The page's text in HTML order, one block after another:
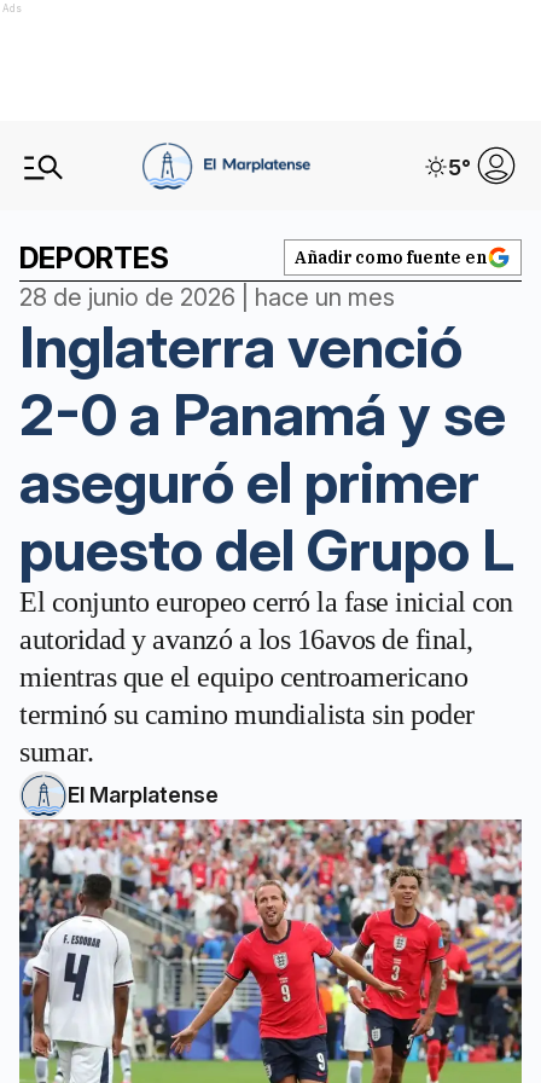
Ads
5°
DEPORTES Añadir como fuente en
28 de junio de 2026 | hace un mes
Inglaterra venció
2-0 a Panamá y se
aseguró el primer
puesto del Grupo L
El conjunto europeo cerró la fase inicial con
autoridad y avanzó a los 16avos de final,
mientras que el equipo centroamericano
terminó su camino mundialista sin poder
sumar.
El Marplatense